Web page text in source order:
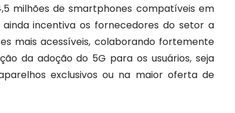
milhões de smartphones compatíveis em
incentiva os fornecedores do setor a
mais acessíveis, colaborando fortemente
da adoção do 5G para os usuários, seja
exclusivos ou na maior oferta de